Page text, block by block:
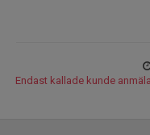
Endast kallade kunde